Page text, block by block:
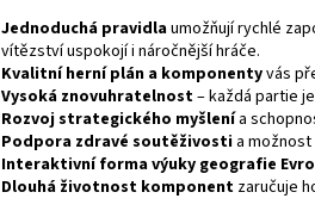
Jednoduchá pravidlaumožňují rychlé
vítězství uspokojí i náročnější hráče.
Kvalitní herní plán a komponentyvás
Vysoká znovuhratelnost– každá partie
Rozvoj strategického myšlení a
Podpora zdravé soutěživosti a
Interaktivní forma výuky geografie
Dlouhá životnost komponent zaručuje